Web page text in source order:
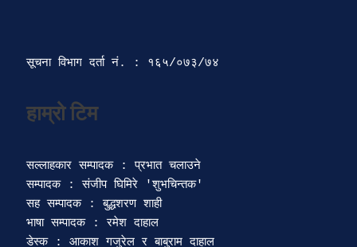
सूचना विभाग दर्ता‍ नं. : १६५/०७३/७४
हाम्रो टिम
सल्लाहकार सम्पादक : प्रभात चलाउने
सम्पादक : संजीप घिमिरे 'शुभचिन्तक'
सह सम्पादक : बुद्धशरण शाही
भाषा सम्पादक : रमेश दाहाल
डेस्क : आकाश गजुरेल र बाबुराम दाहाल